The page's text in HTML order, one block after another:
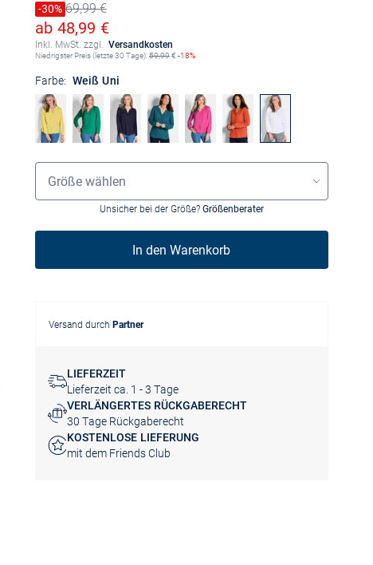
Preis reduziert um
-30%
Alter Preis69,99 €
Ermäßigter Preis
ab 48,99 €
Inkl. MwSt. zzgl. Versandkosten
Niedrigster Preis (letzte 30 Tage):59,99€ -18%
Farbe: Weiß Uni
Größenauswahl
Größe wählen
Unsicher bei der Größe? Größenberater
In den Warenkorb
Versand durch Partner
LIEFERZEIT
Lieferzeit ca. 1 - 3 Tage
VERLÄNGERTES RÜCKGABERECHT
30 Tage Rückgaberecht
KOSTENLOSE LIEFERUNG
mit dem Friends Club